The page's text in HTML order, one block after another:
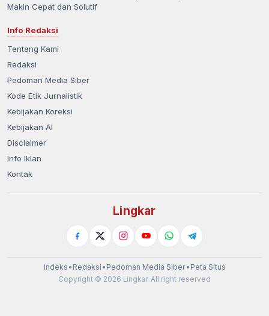
Makin Cepat dan Solutif
Info Redaksi
Tentang Kami
Redaksi
Pedoman Media Siber
Kode Etik Jurnalistik
Kebijakan Koreksi
Kebijakan AI
Disclaimer
Info Iklan
Kontak
Lingkar
Indeks • Redaksi • Pedoman Media Siber• Peta Situs
Copyright © 2026 Lingkar. All right reserved